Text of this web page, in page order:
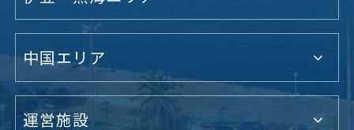
中国エリア
運営施設